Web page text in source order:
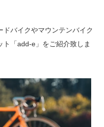
バイクやマウンテンバイク
「add-e」をご紹介致しま